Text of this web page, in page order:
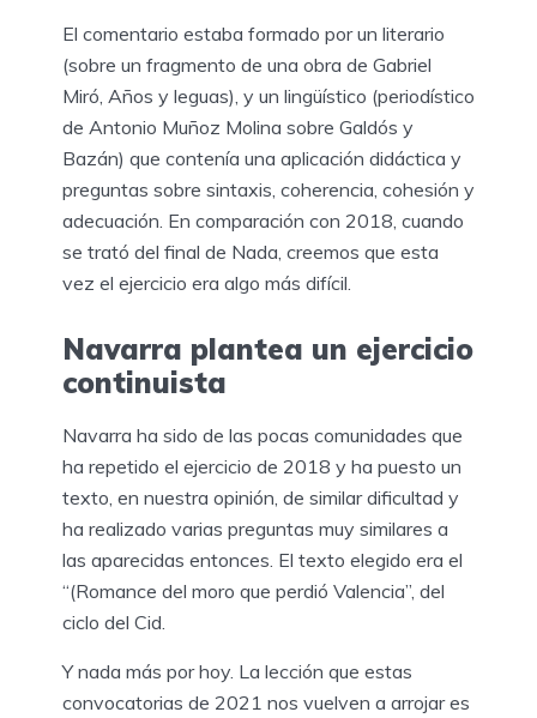
El comentario estaba formado por un literario
(sobre un fragmento de una obra de Gabriel
Miró, Años y leguas), y un lingüístico (periodístico
de Antonio Muñoz Molina sobre Galdós y
Bazán) que contenía una aplicación didáctica y
preguntas sobre sintaxis, coherencia, cohesión y
adecuación. En comparación con 2018, cuando
se trató del final de Nada, creemos que esta
vez el ejercicio era algo más difícil.
Navarra plantea un ejercicio
continuista
Navarra ha sido de las pocas comunidades que
ha repetido el ejercicio de 2018 y ha puesto un
texto, en nuestra opinión, de similar dificultad y
ha realizado varias preguntas muy similares a
las aparecidas entonces. El texto elegido era el
“(Romance del moro que perdió Valencia”, del
ciclo del Cid.
Y nada más por hoy. La lección que estas
convocatorias de 2021 nos vuelven a arrojar es